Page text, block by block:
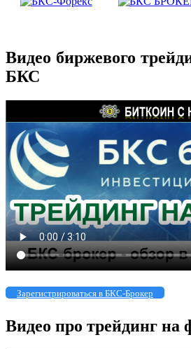
Видео биржевого
БКС
Зарегистрироваться в БКС-Брокер
Видео про трейдинг на